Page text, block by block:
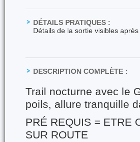
DÉTAILS PRATIQUES :
Détails de la sortie visibles
DESCRIPTION COMPLÈTE :
Trail nocturne avec le
poils, allure tranquille
PRÉ REQUIS = ETRE
SUR ROUTE